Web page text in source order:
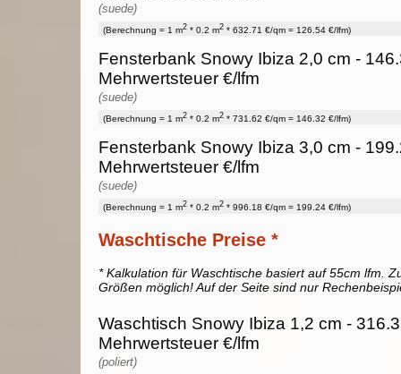
(suede)
(Berechnung = 1 m2 * 0.2 m2 * 632.71 €/qm = 126.54 €/lfm)
Fensterbank Snowy Ibiza 2,0 cm -
Mehrwertsteuer €/lfm
(suede)
(Berechnung = 1 m2 * 0.2 m2 * 731.62 €/qm = 146.32 €/lfm)
Fensterbank Snowy Ibiza 3,0 cm -
Mehrwertsteuer €/lfm
(suede)
(Berechnung = 1 m2 * 0.2 m2 * 996.18 €/qm = 199.24 €/lfm)
Waschtische Preise *
* Kalkulation für Waschtische basiert auf 55cm lfm.
Größen möglich! Auf der Seite sind nur
Waschtisch Snowy Ibiza 1,2 cm -
Mehrwertsteuer €/lfm
(poliert)